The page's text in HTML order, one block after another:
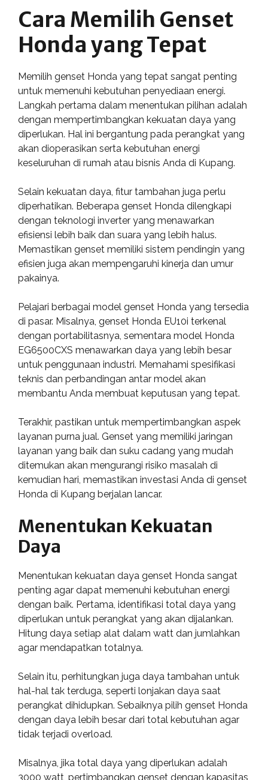
Cara Memilih Genset
Honda yang Tepat
Memilih genset Honda yang tepat sangat penting
untuk memenuhi kebutuhan penyediaan energi.
Langkah pertama dalam menentukan pilihan adalah
dengan mempertimbangkan kekuatan daya yang
diperlukan. Hal ini bergantung pada perangkat yang
akan dioperasikan serta kebutuhan energi
keseluruhan di rumah atau bisnis Anda di Kupang.
Selain kekuatan daya, fitur tambahan juga perlu
diperhatikan. Beberapa genset Honda dilengkapi
dengan teknologi inverter yang menawarkan
efisiensi lebih baik dan suara yang lebih halus.
Memastikan genset memiliki sistem pendingin yang
efisien juga akan mempengaruhi kinerja dan umur
pakainya.
Pelajari berbagai model genset Honda yang tersedia
di pasar. Misalnya, genset Honda EU10i terkenal
dengan portabilitasnya, sementara model Honda
EG6500CXS menawarkan daya yang lebih besar
untuk penggunaan industri. Memahami spesifikasi
teknis dan perbandingan antar model akan
membantu Anda membuat keputusan yang tepat.
Terakhir, pastikan untuk mempertimbangkan aspek
layanan purna jual. Genset yang memiliki jaringan
layanan yang baik dan suku cadang yang mudah
ditemukan akan mengurangi risiko masalah di
kemudian hari, memastikan investasi Anda di genset
Honda di Kupang berjalan lancar.
Menentukan Kekuatan
Daya
Menentukan kekuatan daya genset Honda sangat
penting agar dapat memenuhi kebutuhan energi
dengan baik. Pertama, identifikasi total daya yang
diperlukan untuk perangkat yang akan dijalankan.
Hitung daya setiap alat dalam watt dan jumlahkan
agar mendapatkan totalnya.
Selain itu, perhitungkan juga daya tambahan untuk
hal-hal tak terduga, seperti lonjakan daya saat
perangkat dihidupkan. Sebaiknya pilih genset Honda
dengan daya lebih besar dari total kebutuhan agar
tidak terjadi overload.
Misalnya, jika total daya yang diperlukan adalah
3000 watt, pertimbangkan genset dengan kapasitas